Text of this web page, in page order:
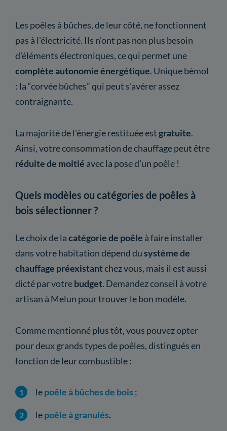
Les poêles à bûches, de leur côté, ne fonctionnent
pas à l'électricité. Ils n'ont pas non plus besoin
d'éléments électroniques, ce qui permet une
complète autonomie énergétique. Unique bémol
: la “corvée bûches” qui peut s'avérer assez
contraignante.
La majorité de l'énergie restituée estgratuite.
Ainsi, votre consommation de chauffage peut être
réduite de moitié avec la pose d'un poêle !
Quels modèles ou catégories de poêles à
bois sélectionner ?
Le choix de lacatégoriede poêle à faire installer
dans votre habitation dépend dusystème de
chauffage préexistantchez vous, mais il est aussi
dicté par votrebudget. Demandez conseil à votre
artisan à Melun pour trouver le bon modèle.
Comme mentionné plus tôt, vous pouvez opter
pour deux grands types de poêles, distingués en
fonction de leur combustible :
lepoêle à bûches de bois ;
lepoêle à granulés.